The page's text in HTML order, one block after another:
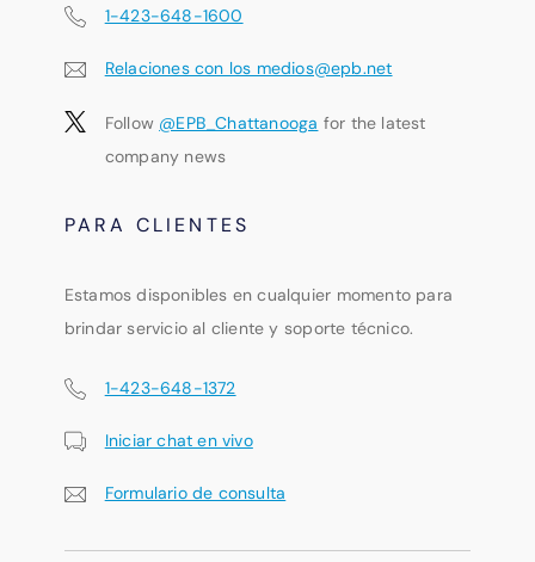
1-423-648-1600
Relaciones con los medios@epb.net
Follow @EPB_Chattanooga for the latest
company news
PARA CLIENTES
Estamos disponibles en cualquier momento para
brindar servicio al cliente y soporte técnico.
1-423-648-1372
Iniciar chat en vivo
Formulario de consulta